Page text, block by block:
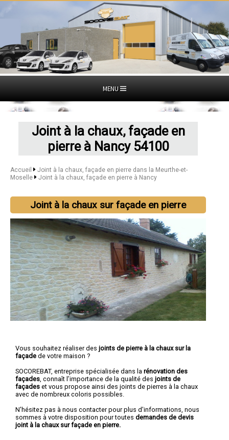
MENU
Joint à la chaux, façade en
pierre à Nancy 54100
Accueil
Joint à la chaux, façade en pierre dans la Meurthe-et-
Moselle
Joint à la chaux, façade en pierre à Nancy
Joint à la chaux sur façade en pierre
Vous souhaitez réaliser des joints de pierre à la chaux sur la
façade de votre maison ?
SOCOREBAT, entreprise spécialisée dans la rénovation des
façades , connaît l’importance de la qualité des joints de
façades et vous propose ainsi des joints de pierres à la chaux
avec de nombreux coloris possibles.
N'hésitez pas à nous contacter pour plus d'informations, nous
sommes à votre disposition pour toutes demandes de devis
joint à la chaux sur façade en pierre.